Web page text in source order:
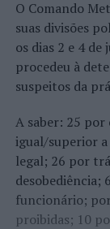
O Comando
suas divisões
os dias 2 e 4 de
procedeu à
suspeitos da
A saber: 25 por
igual/superior
legal; 26 por
desobediência;
funcionário;
proibidas; 10